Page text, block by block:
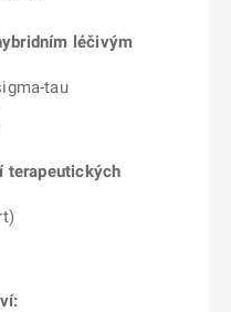
léčivým
tau
terapeutických